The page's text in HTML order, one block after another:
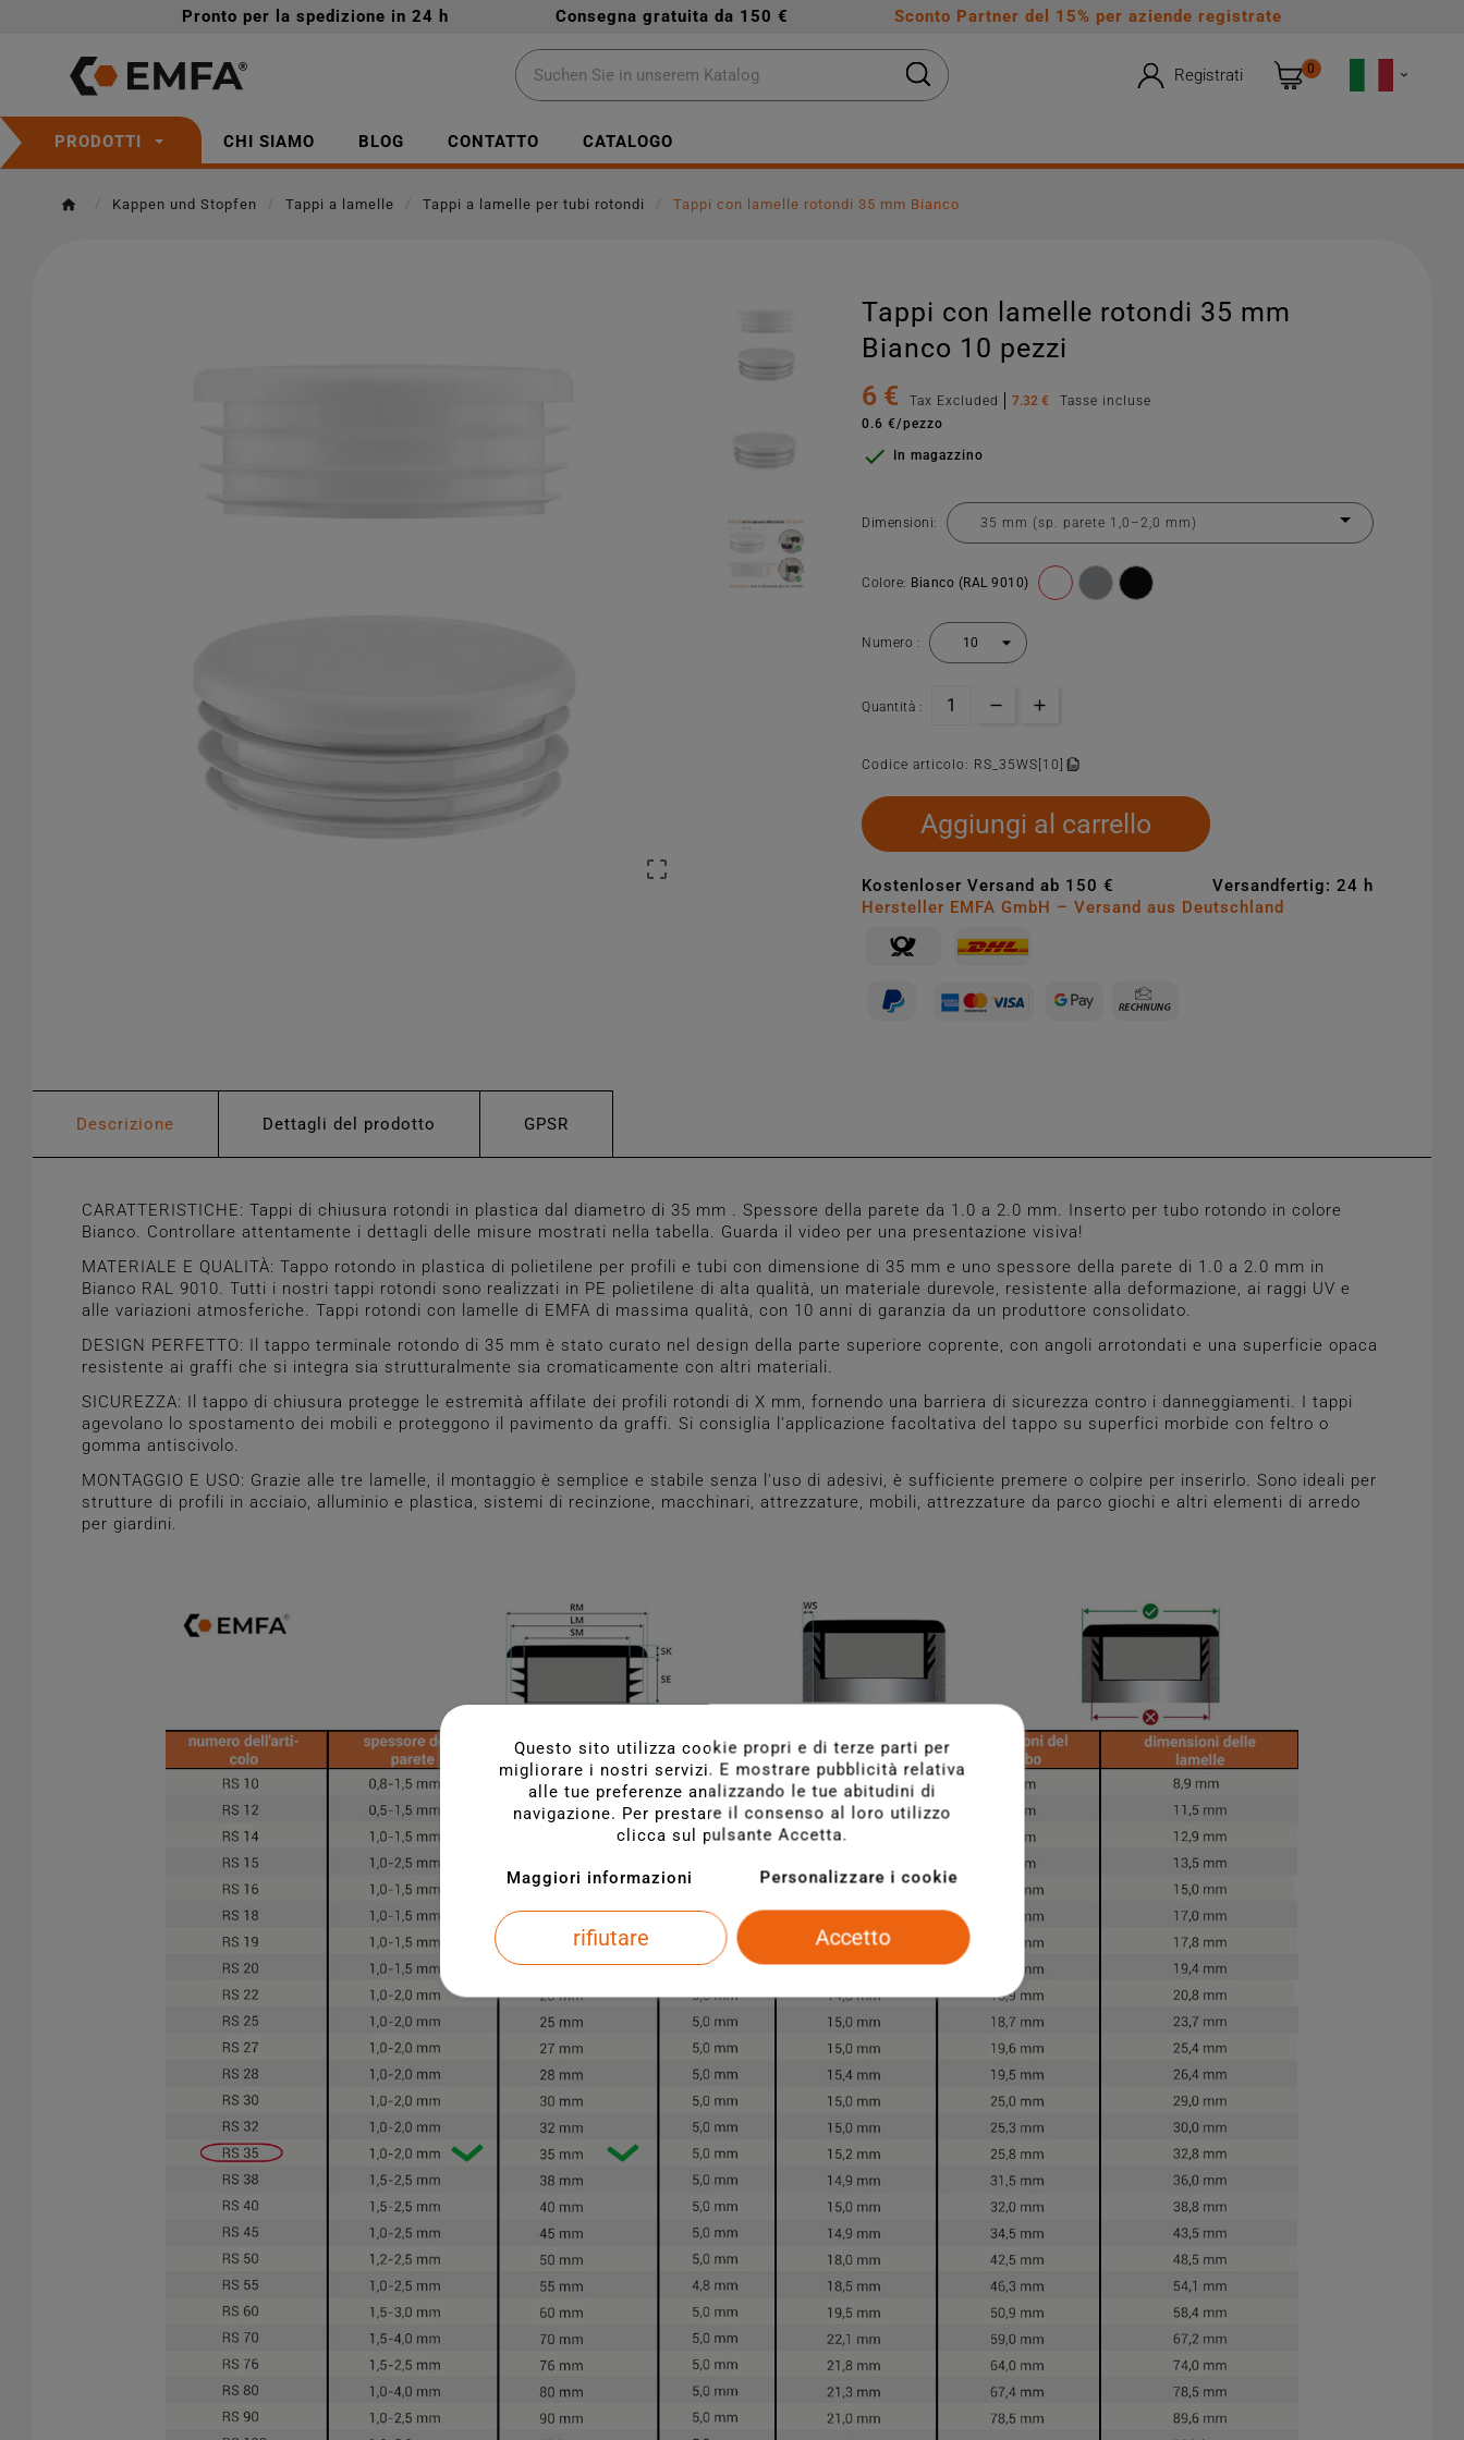
Pronto per la spedizione in 24 h Consegna gratuita da 150 € Sconto Partner del 15% per aziende registrate
Registrati 0 
PRODOTTI CHI SIAMO BLOG CONTATTO CATALOGO
Kappen und Stopfen Tappi a lamelle Tappi a lamelle per tubi rotondi Tappi con lamelle rotondi 35 mm Bianco

Tappi con lamelle rotondi 35 mm
Bianco 10 pezzi
6 €
Tax Excluded 7.32 €
Tasse incluse
0.6 €/pezzo
 In magazzino
Dimensioni:
Colore: Bianco (RAL 9010)
Numero :
Quantità :
Codice articolo: RS_35WS[10]
Aggiungi al carrello
Kostenloser Versand ab 150 €
Versandfertig: 24 h
Hersteller EMFA GmbH – Versand aus Deutschland
Descrizione Dettagli del prodotto GPSR
CARATTERISTICHE: Tappi di chiusura rotondi in plastica dal diametro di 35 mm . Spessore della parete da 1.0 a 2.0 mm. Inserto per tubo rotondo in colore
Bianco. Controllare attentamente i dettagli delle misure mostrati nella tabella. Guarda il video per una presentazione visiva!
MATERIALE E QUALITÀ: Tappo rotondo in plastica di polietilene per profili e tubi con dimensione di 35 mm e uno spessore della parete di 1.0 a 2.0 mm in
Bianco RAL 9010. Tutti i nostri tappi rotondi sono realizzati in PE polietilene di alta qualità, un materiale durevole, resistente alla deformazione, ai raggi UV e
alle variazioni atmosferiche. Tappi rotondi con lamelle di EMFA di massima qualità, con 10 anni di garanzia da un produttore consolidato.
DESIGN PERFETTO: Il tappo terminale rotondo di 35 mm è stato curato nel design della parte superiore coprente, con angoli arrotondati e una superficie opaca
resistente ai graffi che si integra sia strutturalmente sia cromaticamente con altri materiali.
SICUREZZA: Il tappo di chiusura protegge le estremità affilate dei profili rotondi di X mm, fornendo una barriera di sicurezza contro i danneggiamenti. I tappi
agevolano lo spostamento dei mobili e proteggono il pavimento da graffi. Si consiglia l'applicazione facoltativa del tappo su superfici morbide con feltro o
gomma antiscivolo.
MONTAGGIO E USO: Grazie alle tre lamelle, il montaggio è semplice e stabile senza l'uso di adesivi, è sufficiente premere o colpire per inserirlo. Sono ideali per
strutture di profili in acciaio, alluminio e plastica, sistemi di recinzione, macchinari, attrezzature, mobili, attrezzature da parco giochi e altri elementi di arredo
per giardini.
Questo sito utilizza cookie propri e di terze parti per
migliorare i nostri servizi. E mostrare pubblicità relativa
alle tue preferenze analizzando le tue abitudini di
navigazione. Per prestare il consenso al loro utilizzo
clicca sul pulsante Accetta.
Maggiori informazioni Personalizzare i cookie
rifiutare Accetto